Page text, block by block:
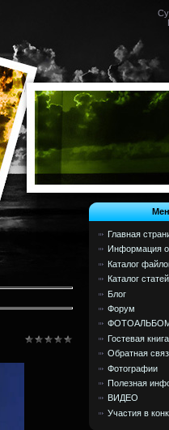
Главная
Информация о
Каталог
Каталог статей
Блог
Форум
Гостевая книга
Обратная
Фотографии
Полезная
ВИДЕО
Участия в